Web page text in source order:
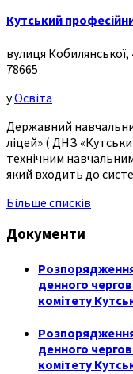
Кутський
вулиця
78665
уОсвіта
Державний
ліцей» ( ДНЗ
технічним
який входить до
Більше списків
Документи
денного
комітету
денного
комітету